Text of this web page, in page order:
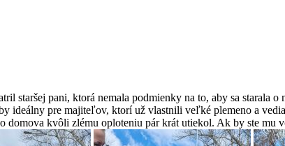
staršej pani, ktorá nemala podmienky na to, aby sa
pre majiteľov, ktorí už vlastnili veľké plemeno a
domova kvôli zlému oploteniu pár krát utiekol. Ak by ste mu